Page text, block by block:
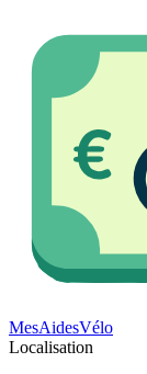
MesAidesVélo
Localisation